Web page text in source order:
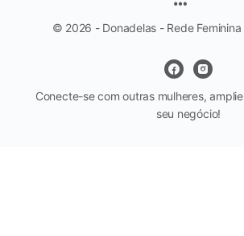
© 2026 - Donadelas - Rede
Conecte-se com outras mulheres,
seu negócio!